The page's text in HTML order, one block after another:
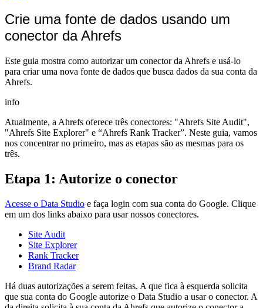
Crie uma fonte de dados usando um
conector da Ahrefs
Este guia mostra como autorizar um conector da Ahrefs e usá-lo
para criar uma nova fonte de dados que busca dados da sua conta da
Ahrefs.
info
Atualmente, a Ahrefs oferece três conectores: "Ahrefs Site Audit",
"Ahrefs Site Explorer" e “Ahrefs Rank Tracker”. Neste guia, vamos
nos concentrar no primeiro, mas as etapas são as mesmas para os
três.
Etapa 1: Autorize o conector
Acesse o Data Studio e faça login com sua conta do Google. Clique
em um dos links abaixo para usar nossos conectores.
Site Audit
Site Explorer
Rank Tracker
Brand Radar
Há duas autorizações a serem feitas. A que fica à esquerda solicita
que sua conta do Google autorize o Data Studio a usar o conector. A